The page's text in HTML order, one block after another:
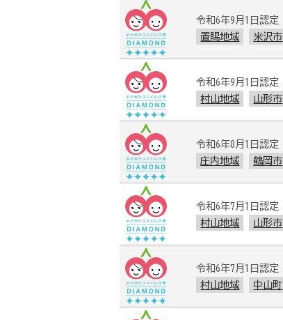
令和6年9月1日認定
置賜地域
米沢市
令和6年9月1日認定
村山地域
山形市
令和6年8月1日認定
庄内地域
鶴岡市
令和6年7月1日認定
村山地域
山形市
令和6年7月1日認定
村山地域
中山町